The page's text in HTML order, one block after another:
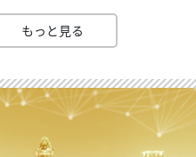
もっと見る